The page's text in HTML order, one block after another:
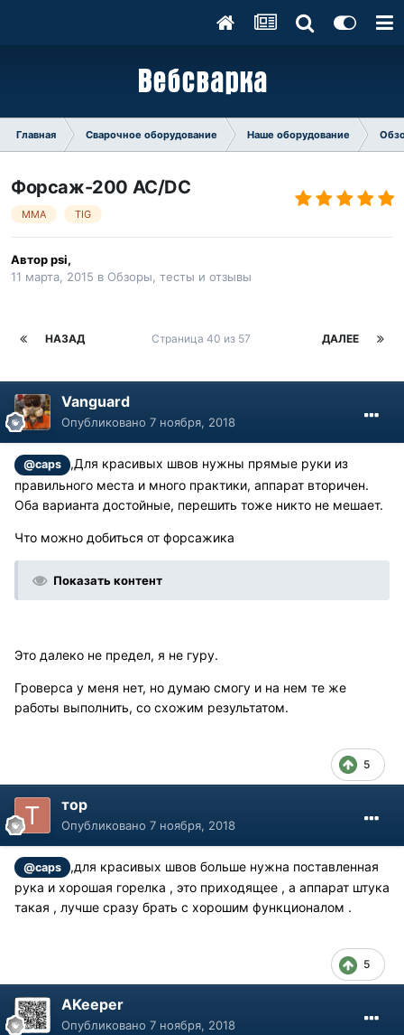
Главная Сварочное оборудование Наше оборудование
Форсаж-200 АС/DC
MMA TIG
Авторpsi,
11 марта, 2015 в Обзоры, тесты и отзывы
НАЗАД ДАЛЕЕ
Страница 40 из 57
Vanguard
Опубликовано 7 ноября, 2018
@caps
,Для красивых швов нужны прямые руки из
правильного места и много практики, аппарат вторичен.
Оба варианта достойные, перешить тоже никто не мешает.
Что можно добиться от форсажика
Показать контент
Это далеко не предел, я не гуру.
Гроверса у меня нет, но думаю смогу и на нем те же
работы выполнить, со схожим результатом.
5
тор
Опубликовано 7 ноября, 2018
@caps
,для красивых швов больше нужна поставленная
рука и хорошая горелка , это приходящее , а аппарат штука
такая , лучше сразу брать с хорошим функционалом .
5
AKeeper
Опубликовано 7 ноября, 2018